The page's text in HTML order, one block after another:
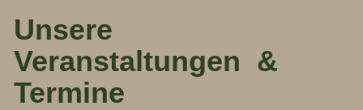
Unsere
Veranstaltungen &
Termine